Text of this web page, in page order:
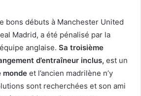
bons débuts à Manchester United
Madrid, a été pénalisé par la
anglaise. Sa troisième
d’entraîneur inclus, est un
monde et l’ancien madrilène n’y
sont recherchées et son ami